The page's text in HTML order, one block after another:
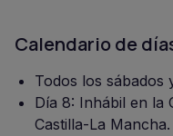
Calendario de
Todos los sábados
Día 8: Inhábil en la
Castilla-La Mancha.